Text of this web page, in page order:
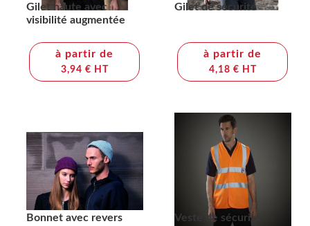
Gilet haute avec
visibilité augmentée
à partir de
3,94 € HT
Gilet de sécurité
à partir de
4,18 € HT
Bonnet avec revers
Veste de sécurité